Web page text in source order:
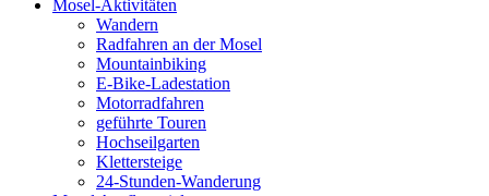
Mosel-Aktivitäten
Wandern
Radfahren an der Mosel
Mountainbiking
E-Bike-Ladestation
Motorradfahren
geführte Touren
Hochseilgarten
Klettersteige
24-Stunden-Wanderung